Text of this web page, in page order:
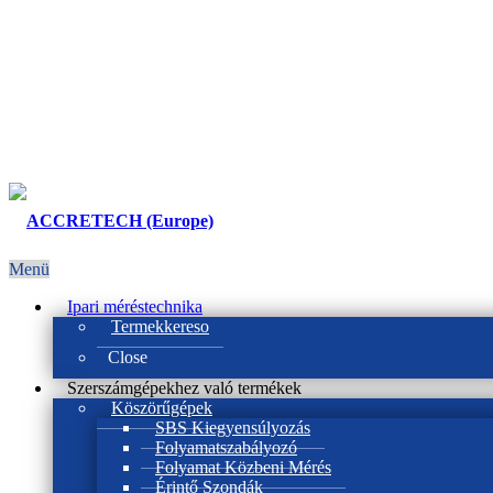
Menü
Ipari méréstechnika
Termekkereso
Close
Szerszámgépekhez való termékek
Köszörűgépek
SBS Kiegyensúlyozás
Folyamatszabályozó
Folyamat Közbeni Mérés
Érintő Szondák